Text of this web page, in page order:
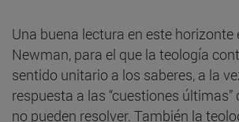
Una buena lectura en este horizonte
Newman, para el que la teología
sentido unitario a los saberes, a la
respuesta a las “cuestiones últimas”
no pueden resolver. También la